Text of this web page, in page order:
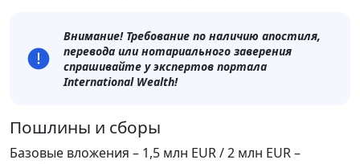
Внимание! Требование по наличию апостиля,
перевода или нотариального заверения
спрашивайте у экспертов портала
International Wealth!
Пошлины и сборы
Базовые вложения – 1,5 млн EUR / 2 млн EUR –